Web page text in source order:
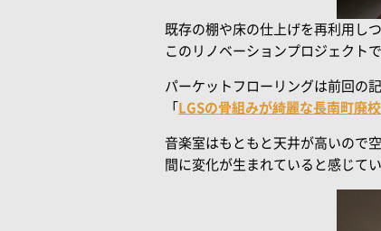
既存の棚や床の仕上げを再利用し
このリノベーションプロジェクト
パーケットフローリングは前回の
「 LGSの骨組みが綺麗な長南町廃
音楽室はもともと天井が高いので
間に変化が生まれていると感じてい